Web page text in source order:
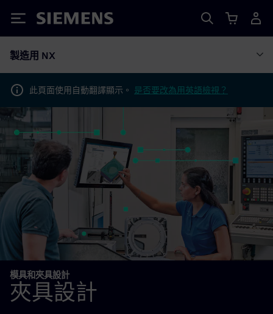
Siemens
製造用 NX
此頁面使用自動翻譯顯示。 是否要改為用英語檢視？
模具和夾具設計
夾具設計